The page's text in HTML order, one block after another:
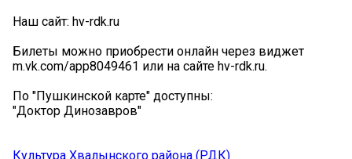
Наш сайт: hv-rdk.ru
Билеты можно приобрести онлайн через виджет
m.vk.com/app8049461 или на сайте hv-rdk.ru.
По "Пушкинской карте" доступны:
"Доктор Динозавров"
Культура Хвалынского района (РДК)